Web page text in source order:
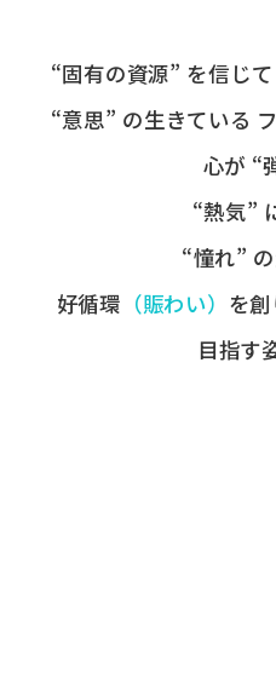
“固有の​資源” を​信じて
“意思” の​生きている
心が​ “
“熱気”
“憧れ”
好循環 ​（賑わい） を​
目指す